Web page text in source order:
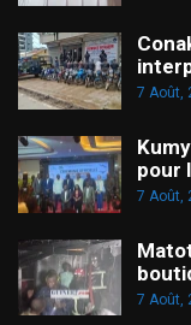
7 Août,
pour
7 Août,
7 Août,